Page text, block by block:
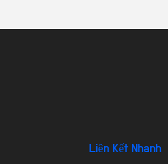
Liên Kết Nhanh